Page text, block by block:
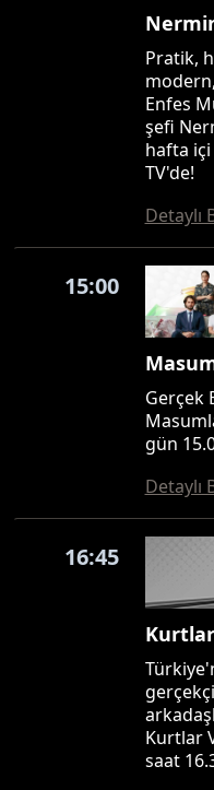
Pratik,
Enfes
şefi
hafta içi
TV'de!
Detaylı
15:00
Gerçek
gün
Detaylı
16:45
Kurtlar
saat